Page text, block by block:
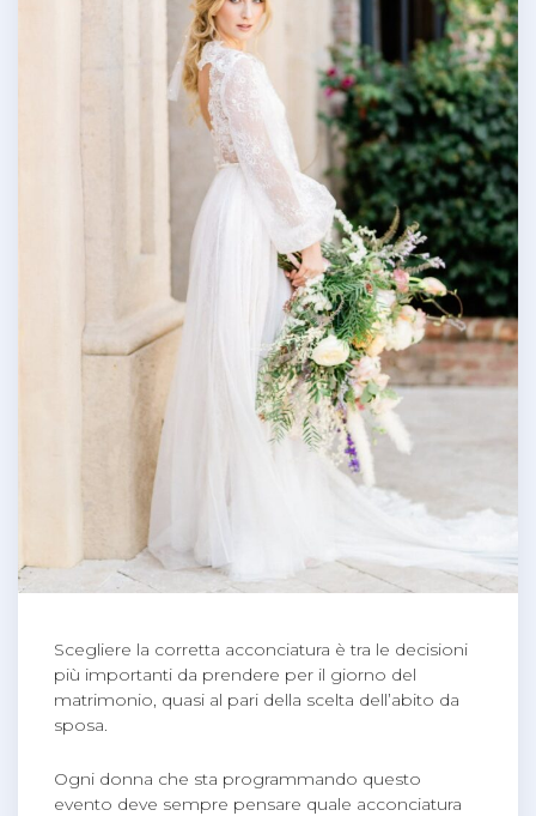
Scegliere la corretta acconciatura è tra le decisioni
più importanti da prendere per il giorno del
matrimonio, quasi al pari della scelta dell’abito da
sposa.
Ogni donna che sta programmando questo
evento deve sempre pensare quale acconciatura